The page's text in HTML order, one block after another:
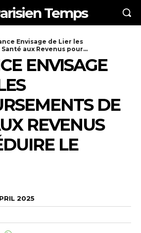
Temps
Envisage de Lier les
aux Revenus pour...
ENVISAGE
DE
REVENUS
LE
2025